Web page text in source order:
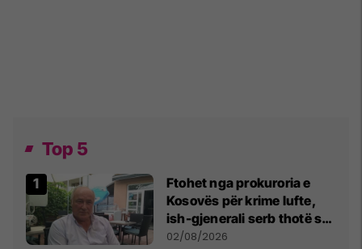
Top 5
Ftohet nga prokuroria e
Kosovës për krime lufte,
ish-gjenerali serb thotë se
dikush e tradhtoi në
02/08/2026